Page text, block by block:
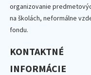
organizovanie
na školách, neformálne
fondu.
KONTAKTNÉ
INFORMÁCIE